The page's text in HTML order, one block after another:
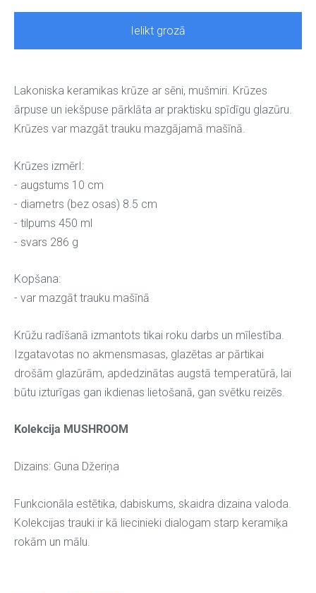
Ielikt grozā
Lakoniska keramikas krūze ar sēni, mušmiri. Krūzes
ārpuse un iekšpuse pārklāta ar praktisku spīdīgu glazūru.
Krūzes var mazgāt trauku mazgājamā mašīnā.
Krūzes izmērI:
- augstums 10 cm
- diametrs (bez osas) 8.5 cm
- tilpums 450 ml
- svars 286 g
Kopšana:
- var mazgāt trauku mašīnā
Krūžu radīšanā izmantots tikai roku darbs un mīlestība.
Izgatavotas no akmensmasas, glazētas ar pārtikai
drošām glazūrām, apdedzinātas augstā temperatūrā, lai
būtu izturīgas gan ikdienas lietošanā, gan svētku reizēs.
Kolekcija MUSHROOM
Dizains: Guna Džeriņa
Funkcionāla estētika, dabiskums, skaidra dizaina valoda.
Kolekcijas trauki ir kā liecinieki dialogam starp keramiķa
rokām un mālu.